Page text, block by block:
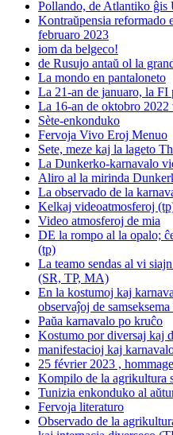
Pollando, de Atlantiko ĝis
Kontraŭpensia reformado
februaro 2023
iom da belgeco!
de Rusujo antaŭ ol la
La mondo en pantaloneto
La 21-an de januaro, la FI
La 16-an de oktobro 2022
Sète-enkonduko
Fervoja Vivo Eroj Menuo
Sete, meze kaj la lageto
La Dunkerko-karnavalo
Aliro al la mirinda
La observado de la
Kelkaj videoatmosferoj
Video atmosferoj de mia
DE la rompo al la opalo;
(tp)
La teamo sendas al vi
(SR, TP, MA)
En la kostumoj kaj
observaĵoj de
Paŭa karnavalo po kruĉo
Kostumo por diversaj kaj
manifestacioj kaj
25 février 2023 ,
Kompilo de la agrikultura
Tunizia enkonduko al
Fervoja literaturo
Observado de la